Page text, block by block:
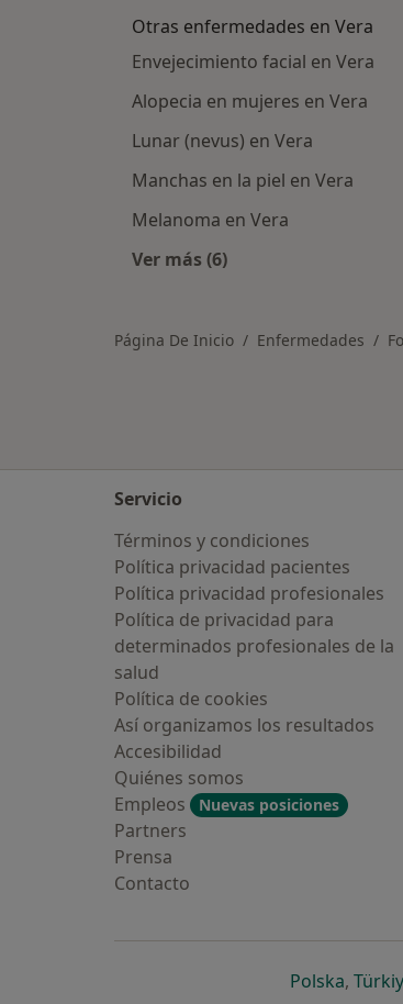
Otras enfermedades en Vera
Envejecimiento facial en Vera
Alopecia en mujeres en Vera
Lunar (nevus) en Vera
Manchas en la piel en Vera
Melanoma en Vera
Ver más (6)
Página De Inicio Enfermedades
Servicio
Términos y condiciones
Política privacidad pacientes
Política privacidad profesionales
Política de privacidad para
determinados profesionales de la
salud
Política de cookies
Así organizamos los resultados
Accesibilidad
Quiénes somos
Empleos
Nuevas posiciones
Partners
Prensa
Contacto
Polskase
,
vez has usado una app o
de IA para hablar sobre un
emocional o psicológico?
pero lo consideraría